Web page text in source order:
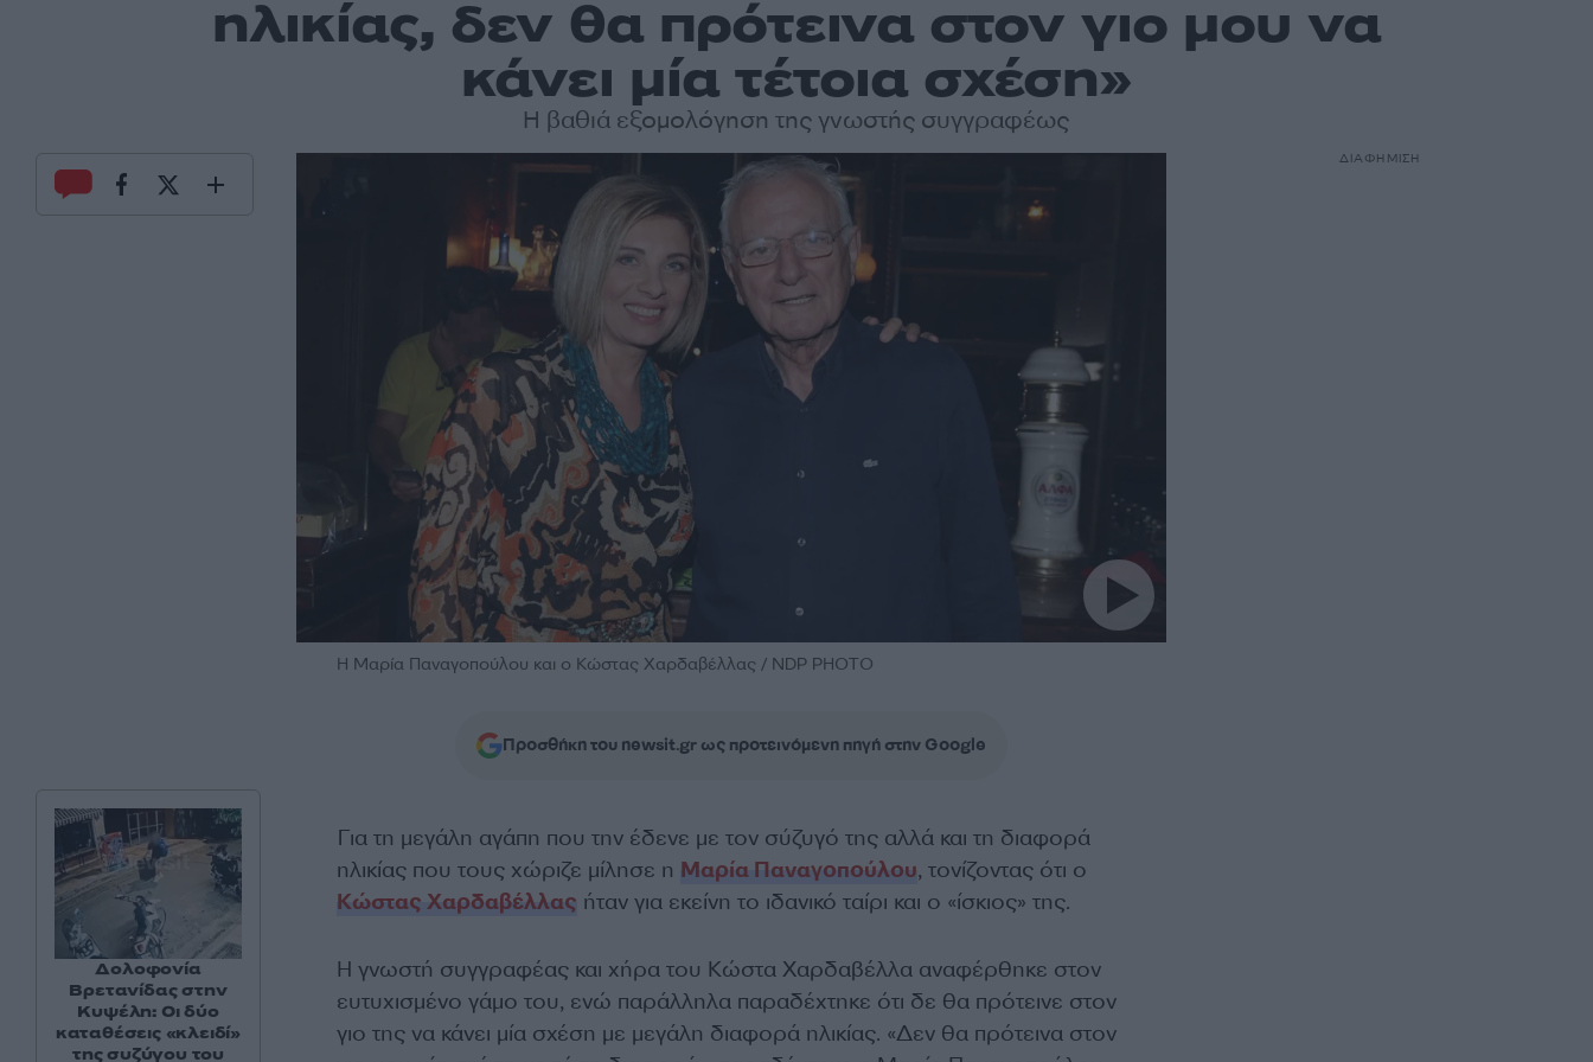
ηλικίας, δεν θα πρότεινα στον γιο μου να
κάνει μία τέτοια σχέση»
Η βαθιά εξομολόγηση της γνωστής συγγραφέως
H Μαρία Παναγοπούλου και ο Κώστας Χαρδαβέλλας / NDP PHOTO
Προσθήκη του newsit.gr ως προτεινόμενη πηγή στην Google
Για τη μεγάλη αγάπη που την έδενε με τον σύζυγό της αλλά και τη διαφορά
ηλικίας που τους χώριζε μίλησε η Μαρία Παναγοπούλου, τονίζοντας ότι ο
Κώστας Χαρδαβέλλας ήταν για εκείνη το ιδανικό ταίρι και ο «ίσκιος» της.
Η γνωστή συγγραφέας και χήρα του Κώστα Χαρδαβέλλα αναφέρθηκε στον
ευτυχισμένο γάμο του, ενώ παράλληλα παραδέχτηκε ότι δε θα πρότεινε στον
γιο της να κάνει μία σχέση με μεγάλη διαφορά ηλικίας. «Δεν θα πρότεινα στον
Δολοφονία
Βρετανίδας στην
Κυψέλη: Οι δύο
καταθέσεις «κλειδί»
της συζύγου του
ΔΙΑΦΗΜΙΣΗ